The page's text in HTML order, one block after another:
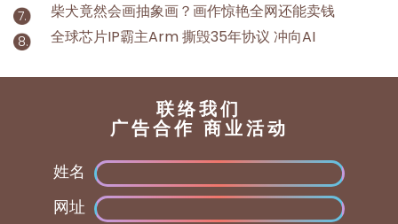
柴犬竟然会画抽象画？画作惊艳全网还能卖钱
全球芯片IP霸主Arm 撕毁35年协议 冲向AI
联络我们
广告合作 商业活动
姓名
网址